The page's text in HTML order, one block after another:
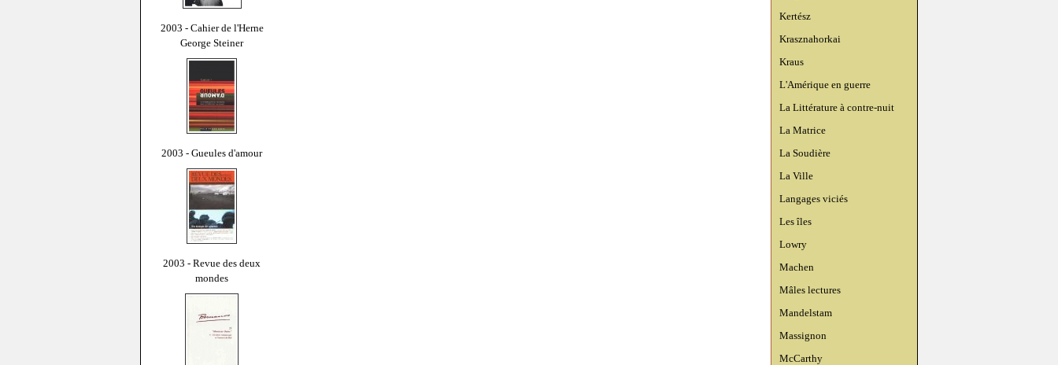
2003 - Cahier de l'Herne
George Steiner
2003 - Gueules d'amour
2003 - Revue des deux
mondes
Kertész
Krasznahorkai
Kraus
L'Amérique en guerre
La Littérature à contre-nuit
La Matrice
La Soudière
La Ville
Langages viciés
Les îles
Lowry
Machen
Mâles lectures
Mandelstam
Massignon
McCarthy